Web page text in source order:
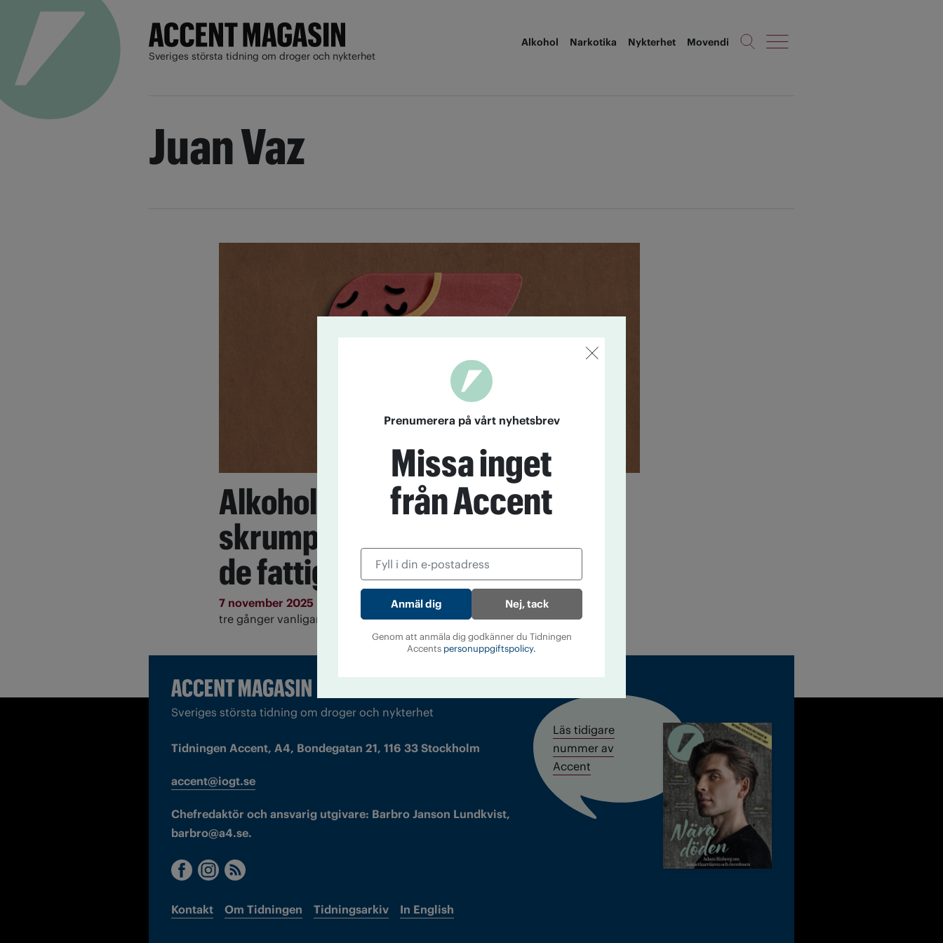
Sveriges största tidning om droger och nykterhet
Alkohol Narkotika Nykterhet Movendi
Juan Vaz
Alkoholrelaterad
skrumplever drabbar oftare
de fattigaste
7 november 2025
En ny studie visar att alkoholrelaterad skrumplever är
tre gånger vanligare bland dem med lägst inkomst.
Sveriges största tidning om droger och nykterhet
Tidningen Accent, A4, Bondegatan 21, 116 33 Stockholm
accent@iogt.se
Chefredaktör och ansvarig utgivare: Barbro Janson Lundkvist,
barbro@a4.se.
Kontakt Om Tidningen Tidningsarkiv In English
Läs tidigare
nummer av
Accent
Prenumerera på vårt nyhetsbrev
Missa inget
från Accent
Nej, tack
Genom att anmäla dig godkänner du Tidningen
Accents personuppgiftspolicy.